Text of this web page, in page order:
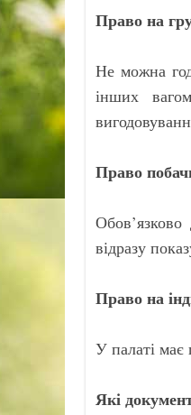
Право на
Не можна
інших
Право
відразу
Право на
У палаті
Які